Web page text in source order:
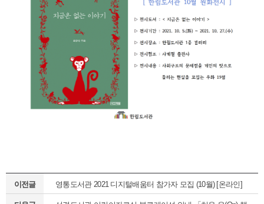
이전글 영통도서관 2021 디지털배움터 참가자 모집 (10월) [온라인]